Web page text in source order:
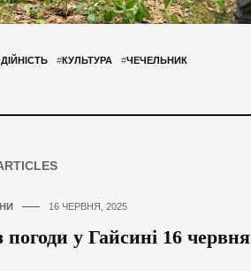
#КУЛЬТУРА #ЧЕЧЕЛЬНИК
16 ЧЕРВНЯ, 2025
погоди у Гайсині 16 червня